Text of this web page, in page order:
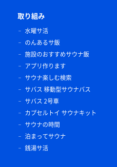
取り組み
水曜サ活
のんあるサ飯
施設のおすすめサウナ飯
アプリ作ります
サウナ楽しむ検索
サバス 移動型サウナバス
サバス 2号車
カプセルトイ サウナキット
サウナの時間
泊まってサウナ
銭湯サ活